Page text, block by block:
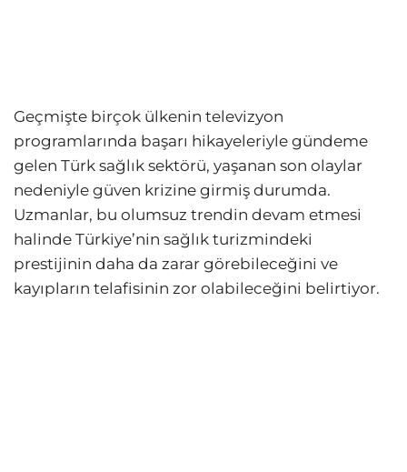
Geçmişte birçok ülkenin televizyon
programlarında başarı hikayeleriyle gündeme
gelen Türk sağlık sektörü, yaşanan son olaylar
nedeniyle güven krizine girmiş durumda.
Uzmanlar, bu olumsuz trendin devam etmesi
halinde Türkiye’nin sağlık turizmindeki
prestijinin daha da zarar görebileceğini ve
kayıpların telafisinin zor olabileceğini belirtiyor.